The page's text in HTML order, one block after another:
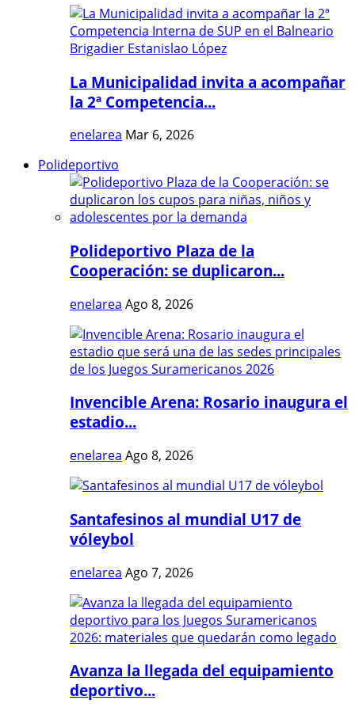
La Municipalidad invita a acompañar
la 2ª Competencia...
enelarea Mar 6, 2026
Polideportivo
Polideportivo Plaza de la
Cooperación: se duplicaron...
enelarea Ago 8, 2026
Invencible Arena: Rosario inaugura el
estadio...
enelarea Ago 8, 2026
Santafesinos al mundial U17 de
vóleybol
enelarea Ago 7, 2026
Avanza la llegada del equipamiento
deportivo...